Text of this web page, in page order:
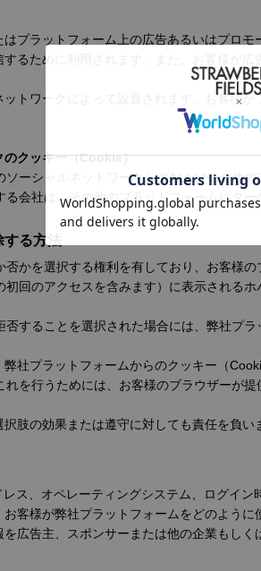
プラットフォーム上の広告あるいはプロ
るために利用されます。また、お客様が
トワークによって設置されます。お客様
のクッキー（Cookie）
ーシャルネットワーキングおよびその他
会社は、その他のプラットフォームにタ
る方法
かを選択する権利を有しており、お客様
回のアクセスを含みます）に表示される
否することを選択された場合には、弊社プ
社プラットフォームからのクッキー（
れを行うためには、お客様のブラウザーが
肢の効果または遵守に対しても責任を負い
ス、オペレーティングシステム、ログイ
客様が弊社プラットフォームをどのよう
広告主、スポンサーまたは他の企業もしく